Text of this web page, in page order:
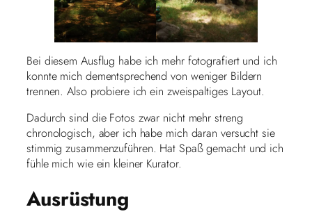
Bei diesem Ausflug habe ich mehr fotografiert und ich
konnte mich dementsprechend von weniger Bildern
trennen. Also probiere ich ein zweispaltiges Layout.
Dadurch sind die Fotos zwar nicht mehr streng
chronologisch, aber ich habe mich daran versucht sie
stimmig zusammenzuführen. Hat Spaß gemacht und ich
fühle mich wie ein kleiner Kurator.
Ausrüstung